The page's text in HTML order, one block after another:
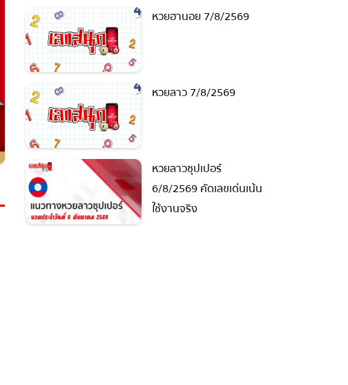
หวยฮานอย 7/8/2569
หวยลาว 7/8/2569
หวยลาวซุปเปอร์
6/8/2569 คัดเลขเด่นเน้น
ใช้งานจริง